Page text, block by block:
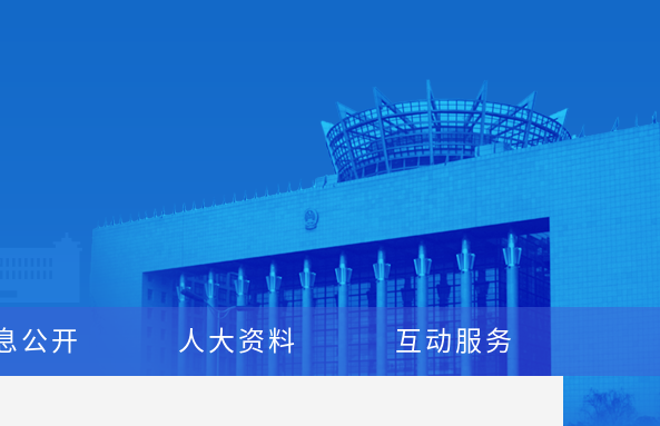
公开 人大资料 互动服务